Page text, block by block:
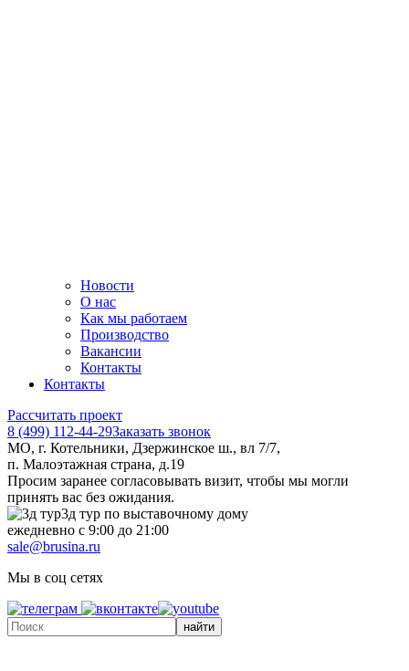
Новости
О нас
Как мы работаем
Производство
Вакансии
Контакты
Контакты
Рассчитать проект
8 (499) 112-44-29Заказать звонок
МО, г. Котельники, Дзержинское ш., вл 7/7,
п. Малоэтажная страна, д.19
Просим заранее согласовывать визит, чтобы мы могли
принять вас без ожидания.
3д тур по выставочному дому
ежедневно с 9:00 до 21:00
sale@brusina.ru
Мы в соц сетях
найти